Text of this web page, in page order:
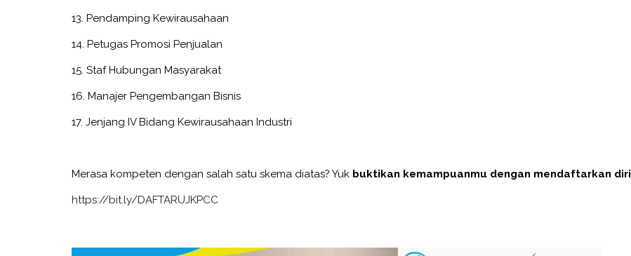
13. Pendamping Kewirausahaan
14. Petugas Promosi Penjualan
15. Staf Hubungan Masyarakat
16. Manajer Pengembangan Bisnis
17. Jenjang IV Bidang Kewirausahaan Industri
Merasa kompeten dengan salah satu skema diatas? Yuk buktikan kemampuanmu dengan mendaftarkan diri
https://bit.ly/DAFTARUJKPCC